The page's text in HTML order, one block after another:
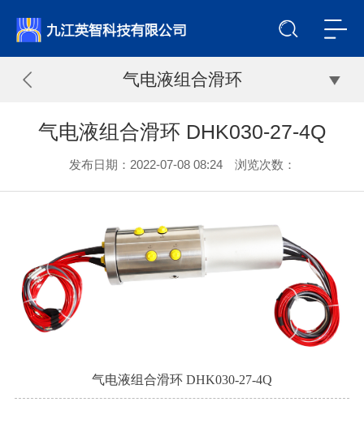
气电液组合滑环
气电液组合滑环 DHK030-27-4Q
发布日期：2022-07-08 08:24 浏览次数：
气电液组合滑环 DHK030-27-4Q